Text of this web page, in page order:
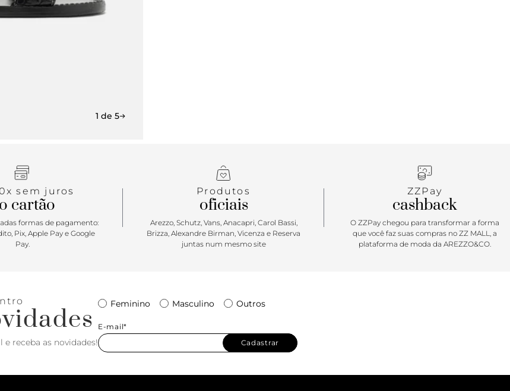
1 de 5
sem juros
cartão
formas de pagamento:
Pix, Apple Pay e Google
Pay.
Produtos
oficiais
Arezzo, Schutz, Vans, Anacapri, Carol Bassi,
Brizza, Alexandre Birman, Vicenza e Reserva
juntas num mesmo site
ZZPay
cashback
O ZZPay chegou para transformar a forma
que você faz suas compras no ZZ MALL, a
plataforma de moda da AREZZO&CO.
receba as novidades!
Feminino Masculino Outros
E-mail*
Cadastrar